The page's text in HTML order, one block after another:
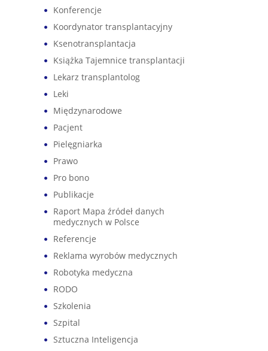
Konferencje
Koordynator transplantacyjny
Ksenotransplantacja
Książka Tajemnice transplantacji
Lekarz transplantolog
Leki
Międzynarodowe
Pacjent
Pielęgniarka
Prawo
Pro bono
Publikacje
Raport Mapa źródeł danych
medycznych w Polsce
Referencje
Reklama wyrobów medycznych
Robotyka medyczna
RODO
Szkolenia
Szpital
Sztuczna Inteligencja